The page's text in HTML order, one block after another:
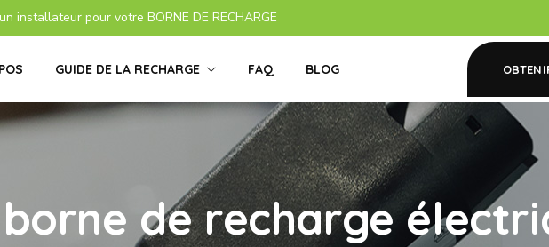
installateur pour votre BORNE DE RECHARGE
GUIDE DE LA RECHARGE FAQ BLOG
de recharge